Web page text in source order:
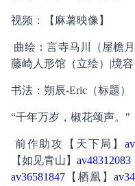
视频：【麻薯映像】
曲绘：言寺马川（屋檐
藤崎人形馆（立绘）|境容
书法：朔辰-Eric（标题）
“千年万岁，椒花颂声。"
前作助攻【天下局】
【如见青山】 av48312083
av36581847 【栖凰】